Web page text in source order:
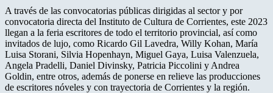
A través de las convocatorias públicas dirigidas al sector y por
convocatoria directa del Instituto de Cultura de Corrientes, este 2023
llegan a la feria escritores de todo el territorio provincial, así como
invitados de lujo, como Ricardo Gil Lavedra, Willy Kohan, María
Luisa Storani, Silvia Hopenhayn, Miguel Gaya, Luisa Valenzuela,
Angela Pradelli, Daniel Divinsky, Patricia Piccolini y Andrea
Goldin, entre otros, además de ponerse en relieve las producciones
de escritores nóveles y con trayectoria de Corrientes y la región.